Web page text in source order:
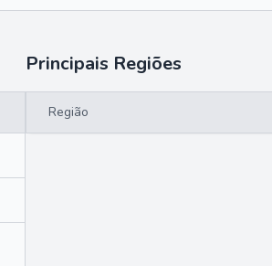
Principais Regiões
Região